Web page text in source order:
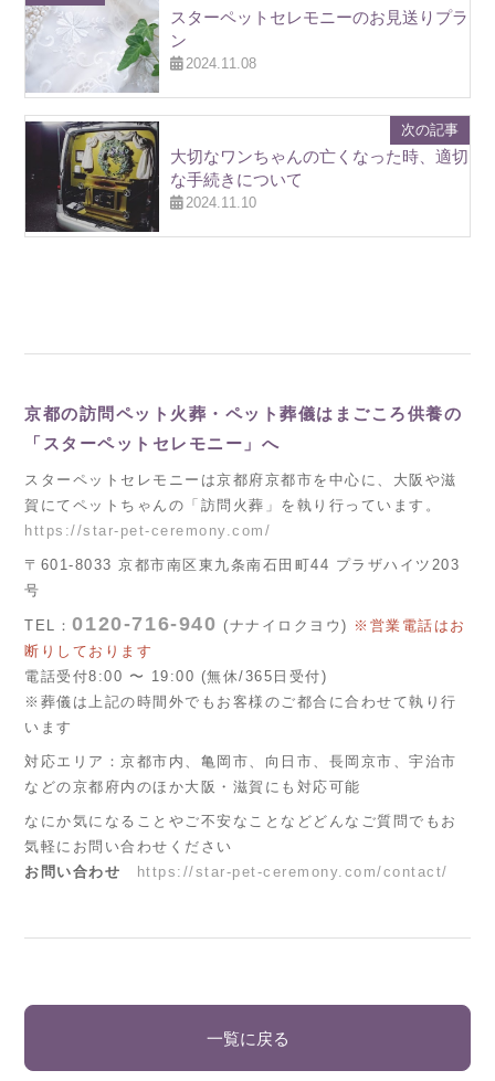
スターペットセレモニーのお見送りプラ
ン
2024.11.08
次の記事
大切なワンちゃんの亡くなった時、適切
な手続きについて
2024.11.10
京都の訪問ペット火葬・ペット葬儀はまごころ供養の
「スターペットセレモニー」へ
スターペットセレモニーは京都府京都市を中心に、大阪や滋
賀にてペットちゃんの「訪問火葬」を執り行っています。
https://star-pet-ceremony.com/
〒601-8033 京都市南区東九条南石田町44 プラザハイツ203
号
TEL：0120-716-940 (ナナイロクヨウ) ※営業電話はお
断りしております
電話受付8:00 〜 19:00 (無休/365日受付)
※葬儀は上記の時間外でもお客様のご都合に合わせて執り行
います
対応エリア：京都市内、亀岡市、向日市、長岡京市、宇治市
などの京都府内のほか大阪・滋賀にも対応可能
なにか気になることやご不安なことなどどんなご質問でもお
気軽にお問い合わせください
お問い合わせ
https://star-pet-ceremony.com/contact/
一覧に戻る